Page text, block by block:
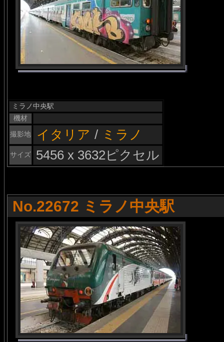
ミラノ中央駅
機材
撮影地
イタリア / ミラノ
サイズ 5456 x 3632ピクセル
No.22672 ミラノ中央駅